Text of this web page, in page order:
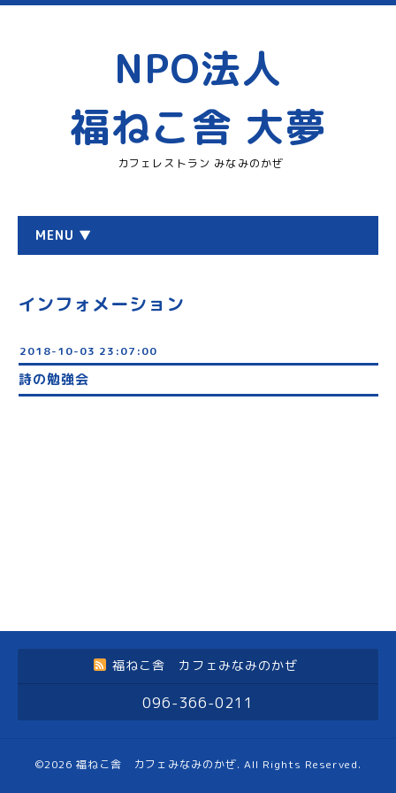
NPO法人
福ねこ舎 大夢
カフェレストラン みなみのかぜ
MENU ▼
インフォメーション
2018-10-03 23:07:00
詩の勉強会
福ねこ舎 カフェみなみのかぜ
096-366-0211
©2026 福ねこ舎 カフェみなみのかぜ. All Rights Reserved.